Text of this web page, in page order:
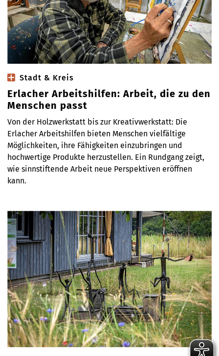
Stadt & Kreis
Erlacher Arbeitshilfen: Arbeit, die zu den
Menschen passt
Von der Holzwerkstatt bis zur Kreativwerkstatt: Die
Erlacher Arbeitshilfen bieten Menschen vielfältige
Möglichkeiten, ihre Fähigkeiten einzubringen und
hochwertige Produkte herzustellen. Ein Rundgang zeigt,
wie sinnstiftende Arbeit neue Perspektiven eröffnen
kann.